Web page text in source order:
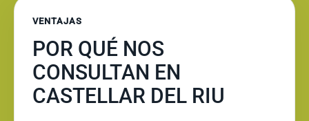
VENTAJAS
POR QUÉ NOS
CONSULTAN EN
CASTELLAR DEL RIU